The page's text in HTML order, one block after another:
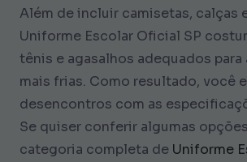
Além de incluir camisetas, calças
Uniforme Escolar Oficial SP
tênis e agasalhos adequados para
mais frias. Como resultado, você
desencontros com as
Se quiser conferir algumas
categoria completa de Uniforme